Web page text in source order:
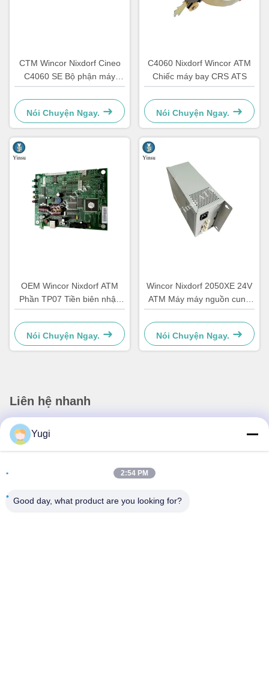
CTM Wincor Nixdorf Cineo
C4060 SE Bộ phận máy
ATM Điện tử đặc biệt
1750147868
Nói Chuyện Ngay.
C4060 Nixdorf Wincor ATM
Chiếc máy bay CRS ATS
Nói Chuyện Ngay.
OEM Wincor Nixdorf ATM
Phần TP07 Tiền biên nhận
Máy in PCB chính Controller
Board 01750063547
Nói Chuyện Ngay.
Wincor Nixdorf 2050XE 24V
ATM Máy máy nguồn cung
cấp năng lượng
Nói Chuyện Ngay.
Liên hệ nhanh
Địa chỉ
Shunjiang, thị trấn Beijiao, Foshan, Quảng Đông, Trung
Yugi
2:54 PM
Good day, what product are you looking for?